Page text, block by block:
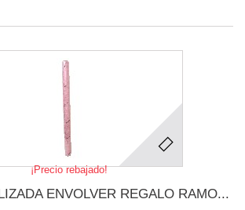
¡Precio rebajado!
ENVOLVER REGALO RAMO...